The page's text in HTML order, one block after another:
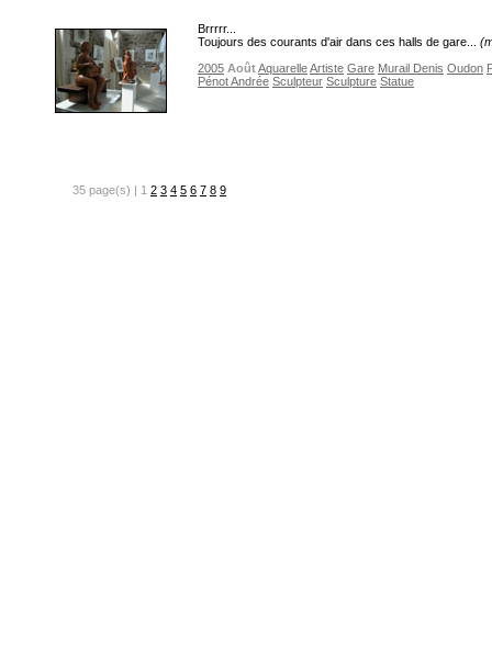
Brrrrr...
Toujours des courants d'air dans ces halls de gare...
2005 AoûtAquarelleArtiste Gare Murail Denis Oudon
Pénot Andrée Sculpteur Sculpture Statue
35 page(s) | 1 2 3 4 5 6 7 8 9